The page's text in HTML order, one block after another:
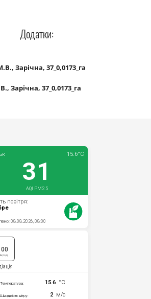
Додатки:
Зарічна, 37_0,0173_га
Зарічна, 37_0,0173_га